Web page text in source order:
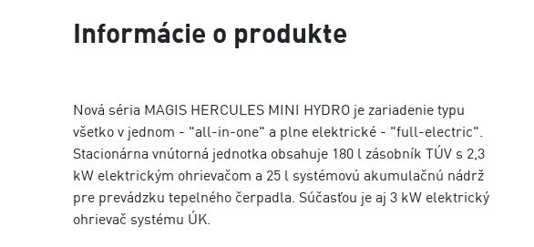
Informácie o produkte
Nová séria MAGIS HERCULES MINI HYDRO je zariadenie typu
všetko v jednom - "all-in-one" a plne elektrické - "full-electric".
Stacionárna vnútorná jednotka obsahuje 180 l zásobník TÚV s 2,3
kW elektrickým ohrievačom a 25 l systémovú akumulačnú nádrž
pre prevádzku tepelného čerpadla. Súčasťou je aj 3 kW elektrický
ohrievač systému ÚK.